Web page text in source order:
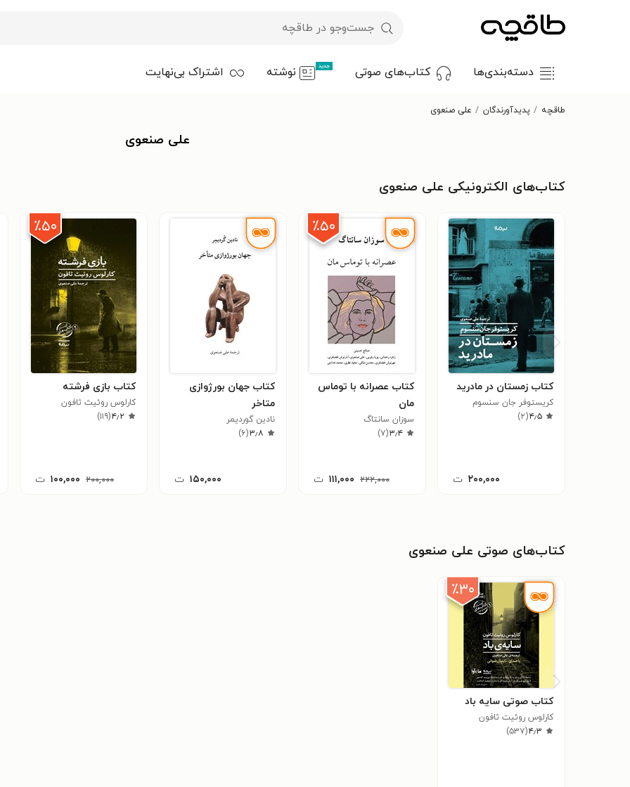
دسته‌بندی‌ها کتاب‌های صوتی جدید نوشته اشتراک بی‌نهایت
طاقچه پدیدآورندگان علی صنعوی
علی صنعوی
کتاب‌های الکترونیکی علی صنعوی
کتاب زمستان در مادرید
کریستوفر جان سنسوم
۴٫۵(۲)
۲۰۰,۰۰۰ ت
٪۵۰
کتاب عصرانه با توماس
مان
سوزان سانتاگ
۳٫۴(۷)
۲۲۲,۰۰۰ ۱۱۱,۰۰۰ ت
کتاب جهان بورژوازی
متاخر
نادین گوردیمر
۳٫۸(۶)
۱۵۰,۰۰۰ ت
٪۵۰
کتاب بازی فرشته
کارلوس روئیث ثافون
۴٫۲(۱۱۹)
۲۰۰,۰۰۰ ۱۰۰,۰۰۰ ت
کتاب‌های صوتی علی صنعوی
٪۳۰
کتاب صوتی سایه باد
کارلوس روئیت ثافون
۴٫۳(۵۳۷)